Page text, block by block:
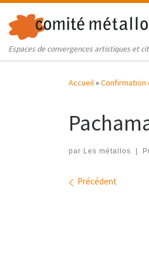
Skip to content
Espaces de convergences artistiques et
Accueil»Confirmation
par Les métallos
Précédent